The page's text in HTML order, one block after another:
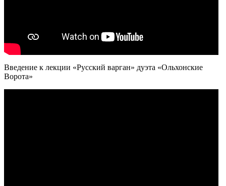
Введение к лекции «Русский варган» дуэта «Ольхонские
Ворота»